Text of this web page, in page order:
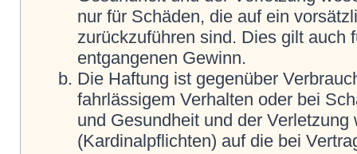
nur für Schäden, die auf ein
zurückzuführen sind. Dies gilt auch
entgangenen Gewinn.
Die Haftung ist gegenüber
fahrlässigem Verhalten oder bei
und Gesundheit und der
(Kardinalpflichten) auf die bei